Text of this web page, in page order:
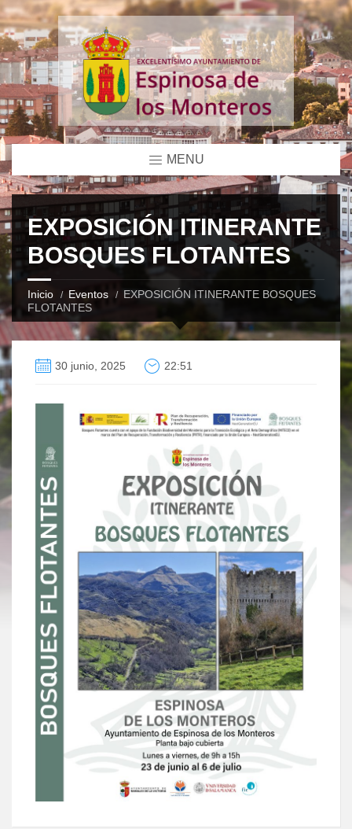
MENU
EXPOSICIÓN ITINERANTE
BOSQUES FLOTANTES
Inicio Eventos
EXPOSICIÓN ITINERANTE BOSQUES
FLOTANTES
30 junio, 2025 22:51